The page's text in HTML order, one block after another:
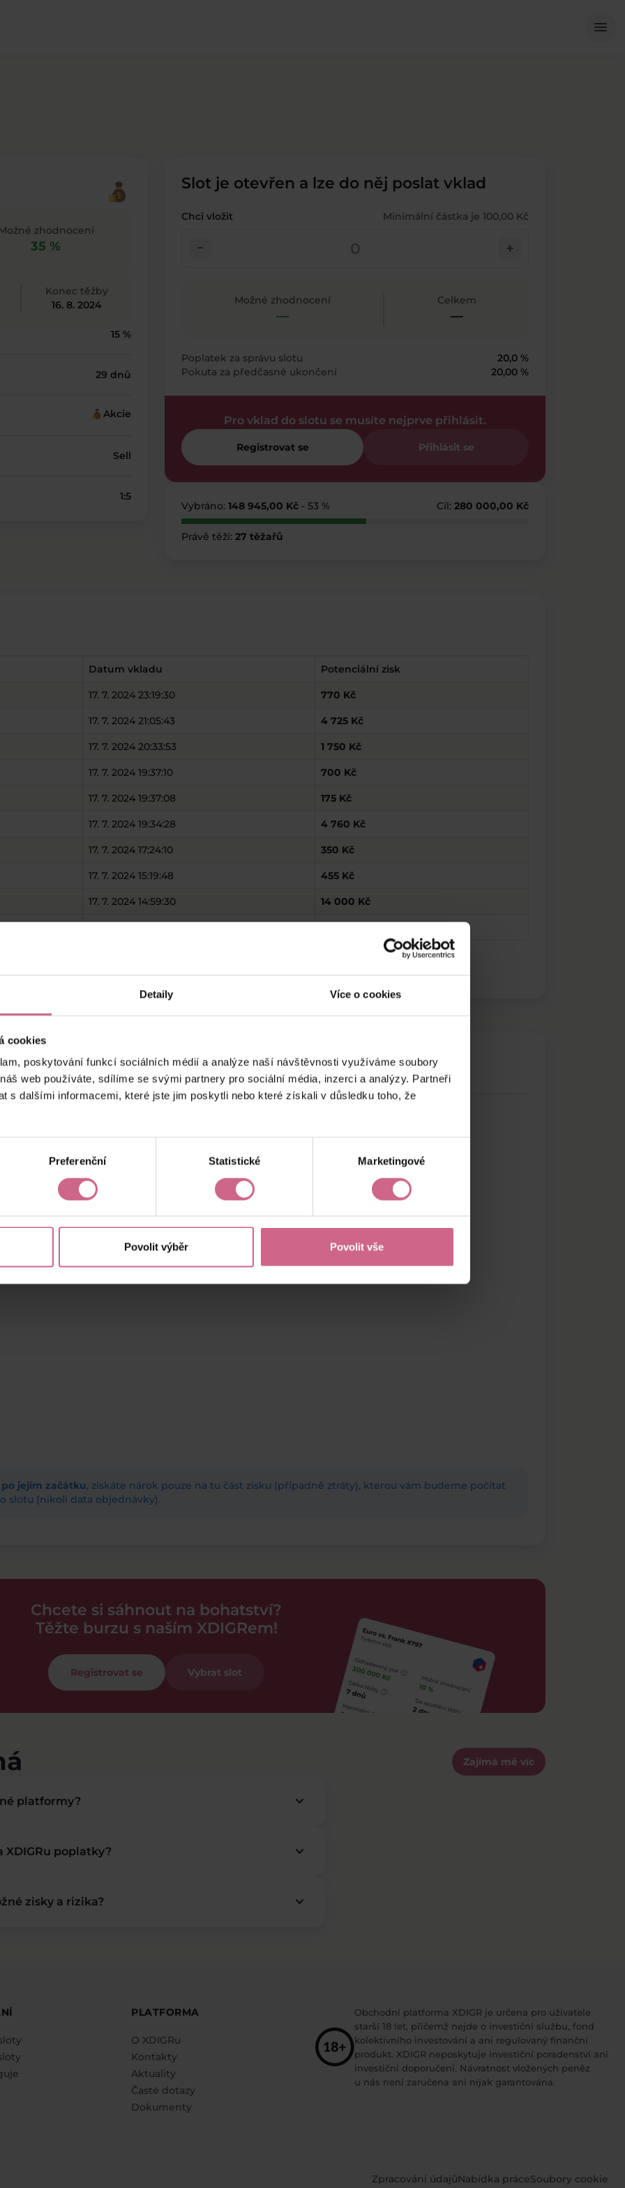
Detaily Více o cookies
cookies
poskytování funkcí sociálních médií a analýze naší návštěvnosti využíváme soubory
web používáte, sdílíme se svými partnery pro sociální média, inzerci a analýzy. Partneři
s dalšími informacemi, které jste jim poskytli nebo které získali v důsledku toho, že
Preferenční Statistické Marketingové
Povolit výběr Povolit vše
menu
Možné zhodnocení
35 %
Konec těžby
16. 8. 2024
15 %
29 dnů
Akcie
Sell
1:5
Slot je otevřen a lze do něj poslat vklad
Chci vložit Minimální částka je 100,00 Kč
check_indeterminate_small add
Možné zhodnocení
—
Celkem
—
Poplatek za správu slotu
20,0 %
Pokuta za předčasné ukončení
20,00 %
Pro vklad do slotu se musíte nejprve přihlásit.
Registrovat se Přihlásit se
Vybráno: 148 945,00 Kč - 53 % Cíl: 280 000,00 Kč
Právě těží: 27 těžařů
Datum vkladu Potenciální zisk
17. 7. 2024 23:19:30 770 Kč
17. 7. 2024 21:05:43 4 725 Kč
17. 7. 2024 20:33:53 1 750 Kč
17. 7. 2024 19:37:10 700 Kč
17. 7. 2024 19:37:08 175 Kč
17. 7. 2024 19:34:28 4 760 Kč
17. 7. 2024 17:24:10 350 Kč
17. 7. 2024 15:19:48 455 Kč
17. 7. 2024 14:59:30 14 000 Kč
jejím začátku, získáte nárok pouze na tu část zisku (případně ztráty), kterou vám budeme počítat
slotu (nikoli data objednávky).
Chcete si sáhnout na bohatství?
Těžte burzu s naším XDIGRem!
Registrovat se Vybrat slot
Zajímá mě víc
platformy? keyboard_arrow_down
XDIGRu poplatky? keyboard_arrow_down
zisky a rizika? keyboard_arrow_down
PLATFORMA
O XDIGRu
Kontakty
Aktuality
Časté dotazy
Dokumenty
Obchodní platforma XDIGR je určena pro uživatele
starší 18 let, přičemž nejde o investiční službu, fond
kolektivního investování a ani regulovaný finanční
produkt. XDIGR neposkytuje investiční poradenství ani
investiční doporučení. Návratnost vložených peněz
u nás není zaručena ani nijak garantována.
Zpracování údajůNabídka práceSoubory cookie